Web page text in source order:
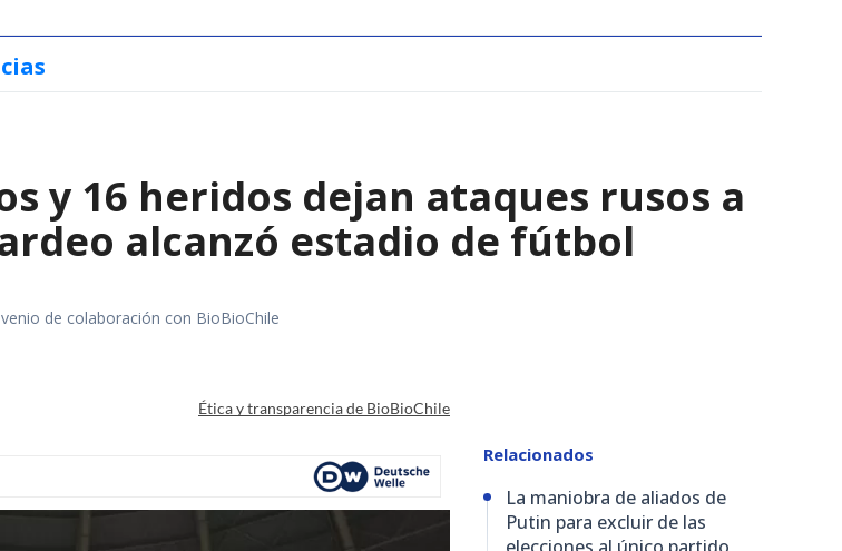
y 16 heridos dejan ataques rusos a
alcanzó estadio de fútbol
de colaboración con BioBioChile
Ética y transparencia de BioBioChile
Relacionados
La maniobra de aliados de
Putin para excluir de las